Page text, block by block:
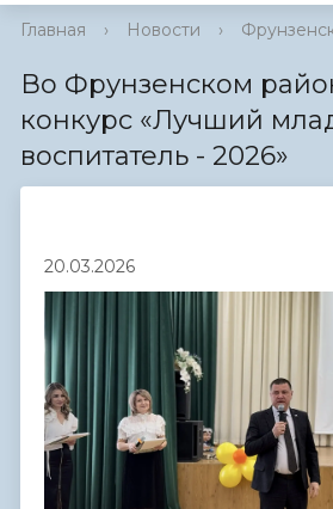
Главная › Новости ›
Во Фрунзенском
конкурс «Лучший
воспитатель - 2026»
20.03.2026